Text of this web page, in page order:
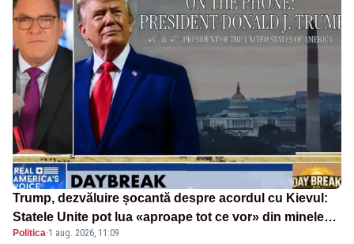
Trump, dezvăluire șocantă despre acordul cu Kievul:
Statele Unite pot lua «aproape tot ce vor» din minele
Ucrainei”
Politica·1 aug. 2026, 11:09